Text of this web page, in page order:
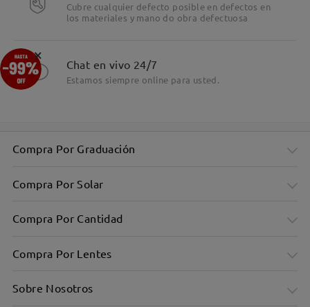
Montura rectangular minimalista en tonos fríos para un
Cubre cualquier defecto posible en defectos en
los materiales y mano do obra defectuosa
Chat en vivo 24/7
Estamos siempre online para usted.
Compra Por Graduación
Compra Por Solar
Compra Por Cantidad
Compra Por Lentes
Sobre Nosotros
×